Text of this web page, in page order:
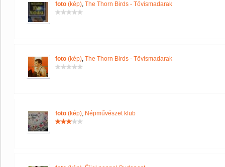
foto (kép), The Thorn Birds - Tövismadarak
foto (kép), The Thorn Birds - Tövismadarak
foto (kép), Népművészet klub